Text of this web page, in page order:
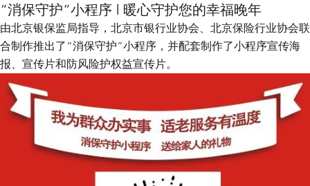
“消保守护”小程序 | 暖心守护您的幸福晚年
由北京银保监局指导，北京市银行业协会、北京保险行业协会联
合制作推出了“消保守护”小程序，并配套制作了小程序宣传海
报、宣传片和防风险护权益宣传片。